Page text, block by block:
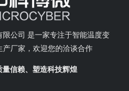
公司 是一家专注于智能温度变
厂家，欢迎您的洽谈合作
量信赖、塑造科技辉煌